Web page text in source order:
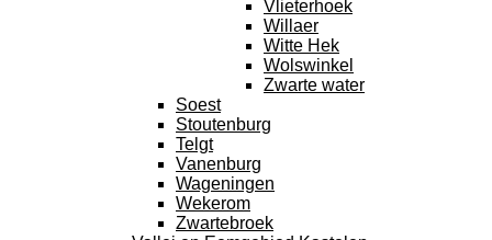
Vlieterhoek
Willaer
Witte Hek
Wolswinkel
Zwarte water
Soest
Stoutenburg
Telgt
Vanenburg
Wageningen
Wekerom
Zwartebroek